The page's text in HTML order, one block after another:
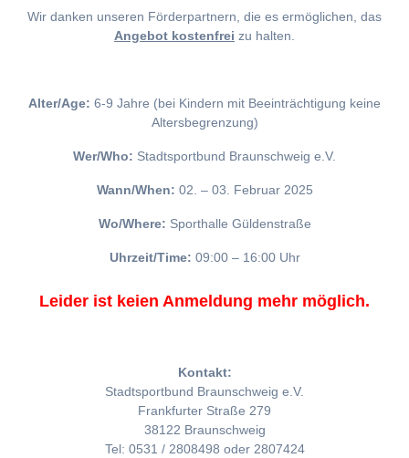
Wir danken unseren Förderpartnern, die es ermöglichen, das
Angebot kostenfrei zu halten.
Alter/Age: 6-9 Jahre (bei Kindern mit Beeinträchtigung keine
Altersbegrenzung)
Wer/Who: Stadtsportbund Braunschweig e.V.
Wann/When: 02. – 03. Februar 2025
Wo/Where: Sporthalle Güldenstraße
Uhrzeit/Time: 09:00 – 16:00 Uhr
Leider ist keien Anmeldung mehr möglich.
Kontakt:
Stadtsportbund Braunschweig e.V.
Frankfurter Straße 279
38122 Braunschweig
Tel: 0531 / 2808498 oder 2807424